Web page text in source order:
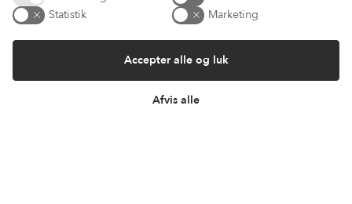
Persondatapolitik
Om os
Sitemap
Fortryd køb
Statistik
Marketing
Afvis alle
Accepter alle og luk